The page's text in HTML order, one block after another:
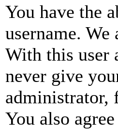
You have the
username.
With this user
never give
administrator,
You also